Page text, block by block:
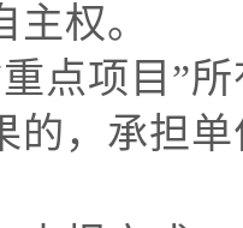
主权。
重点项目”
的，承担